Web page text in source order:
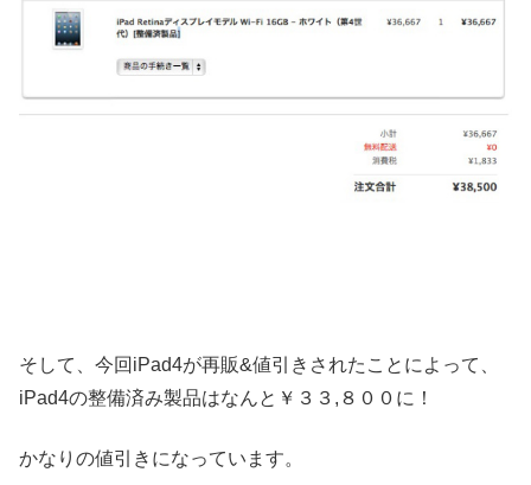
そして、今回iPad4が再販&値引きされたことによって、
iPad4の整備済み製品はなんと￥３３,８００に！
かなりの値引きになっています。